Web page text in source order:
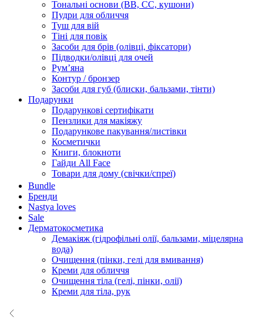
Тональні основи (BB, CC, кушони)
Пудри для обличчя
Туш для вій
Тіні для повік
Засоби для брів (олівці, фіксатори)
Підводки/олівці для очей
Румʼяна
Контур / бронзер
Засоби для губ (блиски, бальзами, тінти)
Подарунки
Подарункові сертифікати
Пензлики для макіяжу
Подарункове пакування/листівки
Косметички
Книги, блокноти
Гайди All Face
Товари для дому (свічки/спреї)
Bundle
Бренди
Nastya loves
Sale
Дерматокосметика
Демакіяж (гідрофільні олії, бальзами, міцелярна
вода)
Очищення (пінки, гелі для вмивання)
Креми для обличчя
Очищення тіла (гелі, пінки, олії)
Креми для тіла, рук